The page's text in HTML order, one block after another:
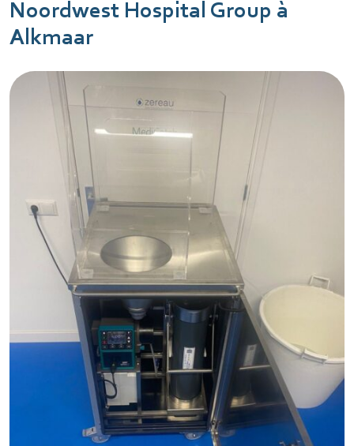
Noordwest Hospital Group à
Alkmaar